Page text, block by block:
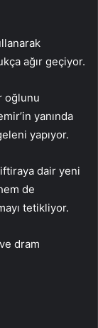
ağır geçiyor.
oğlunu
yanında
yapıyor.
iftiraya dair yeni
de
tetikliyor.
dram